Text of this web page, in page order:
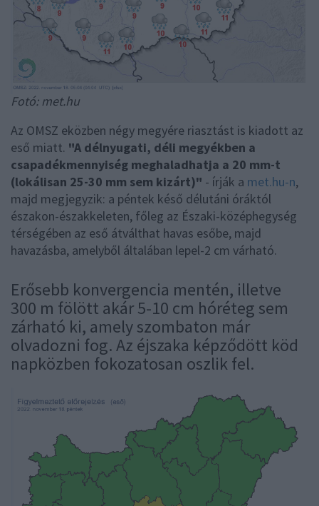
Fotó: met.hu
Az OMSZ eközben négy megyére riasztást is kiadott az
eső miatt. "A délnyugati, déli megyékben a
csapadékmennyiség meghaladhatja a 20 mm-t
(lokálisan 25-30 mm sem kizárt)" - írják a met.hu-n,
majd megjegyzik: a péntek késő délutáni óráktól
északon-északkeleten, főleg az Északi-középhegység
térségében az eső átválthat havas esőbe, majd
havazásba, amelyből általában lepel-2 cm várható.
Erősebb konvergencia mentén, illetve
300 m fölött akár 5-10 cm hóréteg sem
zárható ki, amely szombaton már
olvadozni fog. Az éjszaka képződött köd
napközben fokozatosan oszlik fel.